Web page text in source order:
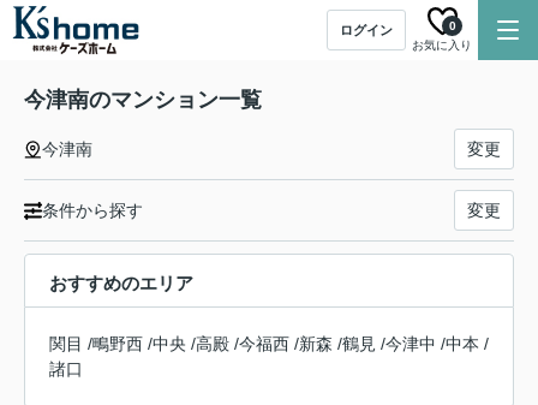
ログイン
お気に入り
0
今津南のマンション一覧
今津南 変更
条件から探す 変更
おすすめのエリア
関目 /鴫野西 /中央 /高殿 /今福西 /新森 /鶴見 /今津中 /中本 /
諸口